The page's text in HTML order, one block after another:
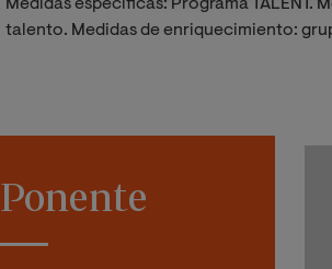
Medidas específicas: Programa
talento. Medidas de enriquecimiento:
Ponente